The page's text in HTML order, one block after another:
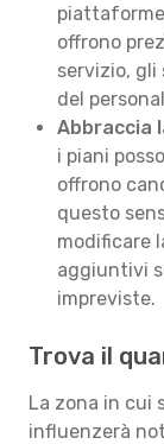
offrono
servizio, gli
del
Abbraccia
i piani
offrono
questo
modificare
aggiuntivi
impreviste.
Trova il
La zona in cui
influenzerà